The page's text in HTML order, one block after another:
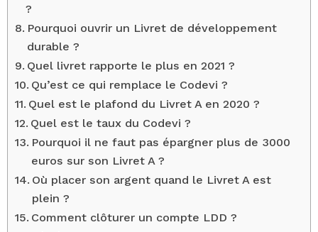
?
Pourquoi ouvrir un Livret de développement
durable ?
Quel livret rapporte le plus en 2021 ?
Qu’est ce qui remplace le Codevi ?
Quel est le plafond du Livret A en 2020 ?
Quel est le taux du Codevi ?
Pourquoi il ne faut pas épargner plus de 3000
euros sur son Livret A ?
Où placer son argent quand le Livret A est
plein ?
Comment clôturer un compte LDD ?